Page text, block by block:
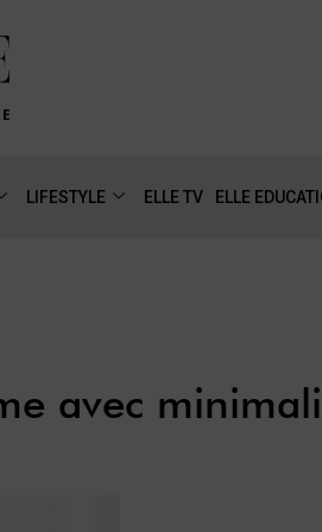
LIFESTYLE ELLE TV ELLE
avec